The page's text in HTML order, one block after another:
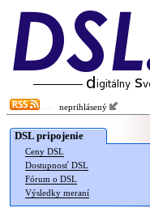
neprihlásený
DSL pripojenie
Ceny DSL
Dostupnosť DSL
Fórum o DSL
Výsledky meraní